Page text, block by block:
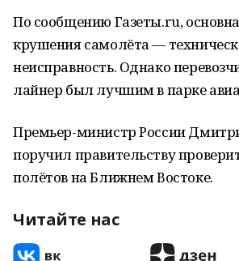
По сообщению Газеты.ru,
крушения самолёта —
неисправность. Однако
лайнер был лучшим в парке
Премьер-министр России
поручил правительству
полётов на Ближнем Востоке.
Читайте нас